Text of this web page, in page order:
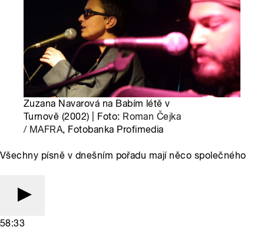
Zuzana Navarová na Babím létě v
Turnově (2002) | Foto: Roman Čejka
/ MAFRA, Fotobanka Profimedia
Všechny písně v dnešním pořadu mají něco společného
58:33